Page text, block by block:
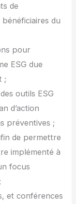
de
du
pour
ESG due
;
outils ESG
d’action
préventives ;
de permettre
implémenté à
focus
et conférences